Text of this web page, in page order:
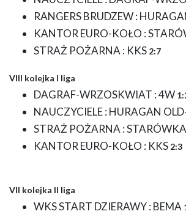
RANGERS BRUDZEW :
KANTOR EURO-KOŁO :
STRAŻ POŻARNA : KKS 2:7
VIII kolejka I liga
DAGRAF-WRZOSKWIAT : 4W
NAUCZYCIELE : HURAGAN
STRAŻ POŻARNA :
KANTOR EURO-KOŁO : KKS 2:3
VII kolejka II liga
WKS START DZIERAWY : BEMA